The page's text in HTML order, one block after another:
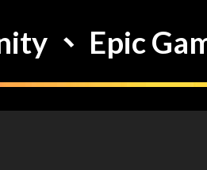
、 Epic